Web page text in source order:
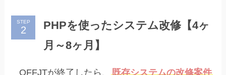
STEP
PHPを使ったシステム改修【4ヶ
月～8ヶ月】
OFFJTが終了したら、既存システムの改修案件